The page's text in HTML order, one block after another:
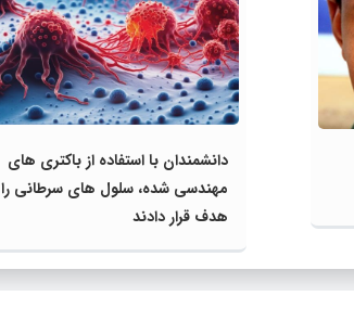
دانشمندان با استفاده از باکتری‌ های
مهندسی‌ شده، سلول‌ های سرطانی را
هدف قرار دادند